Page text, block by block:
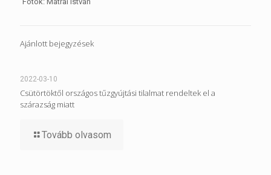
Ajánlott bejegyzések
2022-03-10
Csütörtöktől országos tűzgyújtási tilalmat rendeltek el a
szárazság miatt
Tovább olvasom